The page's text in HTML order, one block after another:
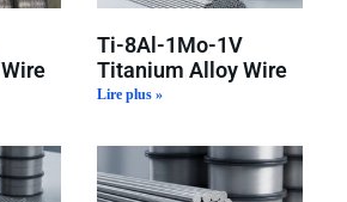
Ti-8Al-1Mo-1V
Titanium Alloy Wire
Lire plus »